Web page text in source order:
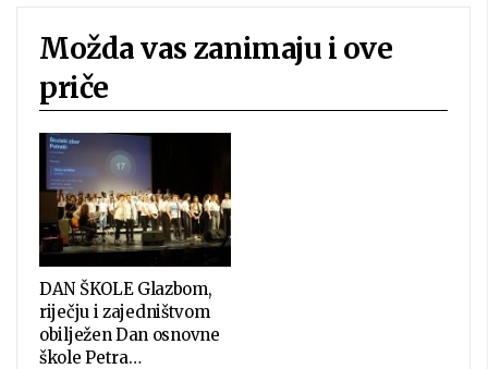
Možda vas zanimaju i ove
priče
DAN ŠKOLE Glazbom,
riječju i zajedništvom
obilježen Dan osnovne
škole Petra…